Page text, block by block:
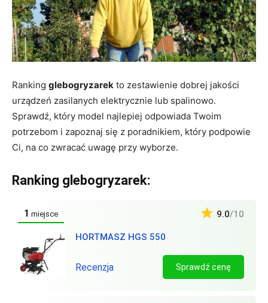
Ranking glebogryzarek to zestawienie dobrej jakości
urządzeń zasilanych elektrycznie lub spalinowo.
Sprawdź, który model najlepiej odpowiada Twoim
potrzebom i zapoznaj się z poradnikiem, który podpowie
Ci, na co zwracać uwagę przy wyborze.
Ranking glebogryzarek:
1 miejsce
HORTMASZ HGS 550
9.0/10
Recenzja Sprawdź cenę